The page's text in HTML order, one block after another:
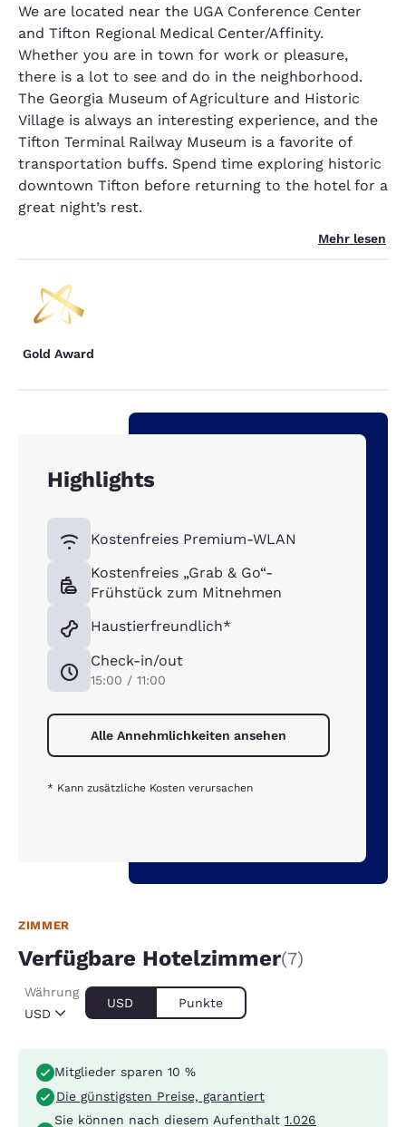
We are located near the UGA Conference Center
and Tifton Regional Medical Center/Affinity.
Whether you are in town for work or pleasure,
there is a lot to see and do in the neighborhood.
The Georgia Museum of Agriculture and Historic
Village is always an interesting experience, and the
Tifton Terminal Railway Museum is a favorite of
transportation buffs. Spend time exploring historic
downtown Tifton before returning to the hotel for a
great night’s rest.
Mehr lesen
Gold Award
Highlights
Kostenfreies Premium-WLAN
Kostenfreies „Grab & Go“-
Frühstück zum Mitnehmen
Haustierfreundlich*
Check-in/out
15:00 / 11:00
Alle Annehmlichkeiten ansehen
* Kann zusätzliche Kosten verursachen
ZIMMER
Verfügbare Hotelzimmer(7)
USD
Währung
USD Punkte
Mitglieder sparen 10 %
Die günstigsten Preise, garantiert
Sie können nach diesem Aufenthalt 1.026